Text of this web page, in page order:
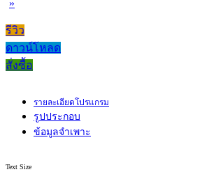
»
รีวิว
ดาวน์โหลด
สั่งซื้อ
รายละเอียดโปรแกรม
รูปประกอบ
ข้อมูลจำเพาะ
Text Size